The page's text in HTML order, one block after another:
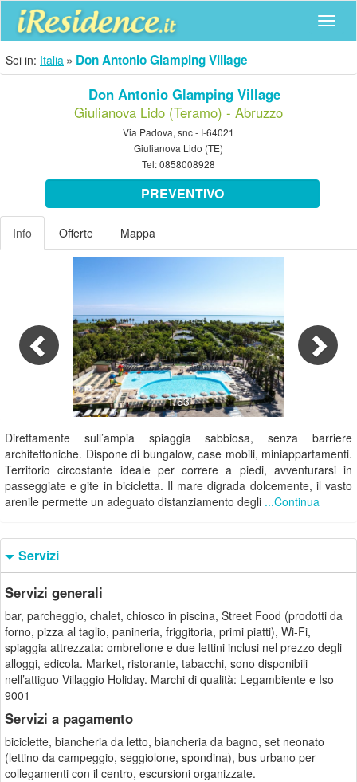
Sei in: Italia Don Antonio Glamping Village
Don Antonio Glamping Village
Giulianova Lido (Teramo) - Abruzzo
Via Padova, snc - I-64021
Giulianova Lido (TE)
Tel:0858008928
PREVENTIVO
Info Offerte Mappa
1/63
Direttamente sull’ampia spiaggia sabbiosa, senza barriere
architettoniche. Dispone di bungalow, case mobili, miniappartamenti.
Territorio circostante ideale per correre a piedi, avventurarsi in
passeggiate e gite in bicicletta. Il mare digrada dolcemente, il vasto
arenile permette un adeguato distanziamento degli ...Continua
Servizi
Servizi generali
bar, parcheggio, chalet, chiosco in piscina, Street Food (prodotti da
forno, pizza al taglio, panineria, friggitoria, primi piatti), Wi-Fi,
spiaggia attrezzata: ombrellone e due lettini inclusi nel prezzo degli
alloggi, edicola. Market, ristorante, tabacchi, sono disponibili
nell’attiguo Villaggio Holiday. Marchi di qualità: Legambiente e Iso
9001
Servizi a pagamento
biciclette, biancheria da letto, biancheria da bagno, set neonato
(lettino da campeggio, seggiolone, spondina), bus urbano per
collegamenti con il centro, escursioni organizzate.